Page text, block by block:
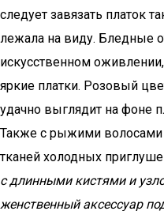
следует завязать платок
лежала на виду. Бледные
искусственном
яркие платки. Розовый
удачно выглядит на фоне
Также с рыжими волосами
тканей холодных
с длинными кистями и
женственный аксессуар